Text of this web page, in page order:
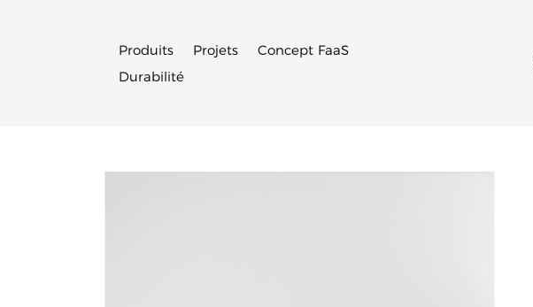
Produits Projets
Concept FaaS
Durabilité